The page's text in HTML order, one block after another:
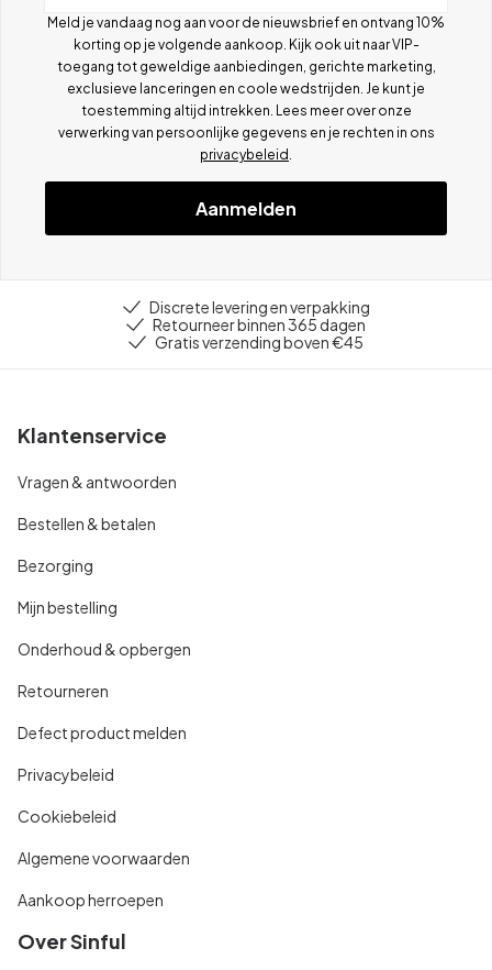
Meld je vandaag nog aan voor de nieuwsbrief en ontvang 10%
korting op je volgende aankoop. Kijk ook uit naar VIP-
toegang tot geweldige aanbiedingen, gerichte marketing,
exclusieve lanceringen en coole wedstrijden. Je kunt je
toestemming altijd intrekken. Lees meer over onze
verwerking van persoonlijke gegevens en je rechten in ons
privacybeleid
Aanmelden
Discrete levering en verpakking
Retourneer binnen 365 dagen
Gratis verzending boven €45
Klantenservice
Vragen & antwoorden
Bestellen & betalen
Bezorging
Mijn bestelling
Onderhoud & opbergen
Retourneren
Defect product melden
Privacybeleid
Cookiebeleid
Algemene voorwaarden
Aankoop herroepen
Over Sinful